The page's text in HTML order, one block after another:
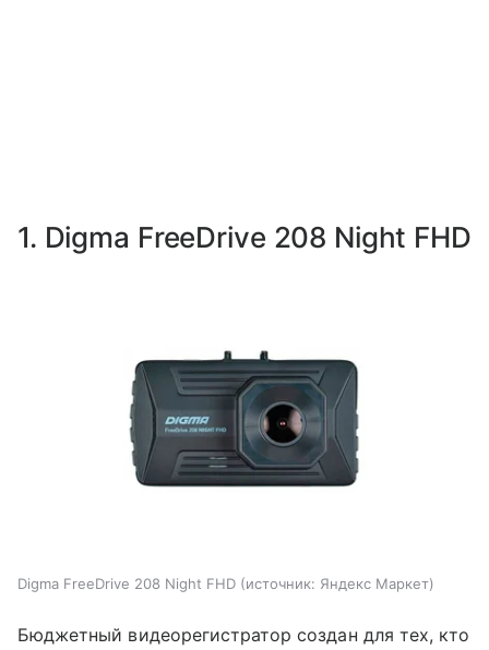
1. Digma FreeDrive 208 Night FHD
Digma FreeDrive 208 Night FHD источник: Яндекс Маркет
Бюджетный видеорегистратор создан для тех, кто